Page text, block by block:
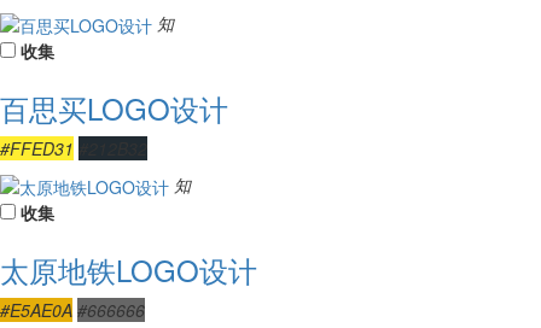
知
收集
百思买LOGO设计
#FFED31
知
收集
太原地铁LOGO设计
#E5AE0A #666666